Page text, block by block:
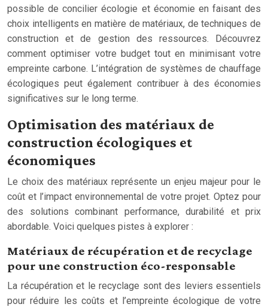
possible de concilier écologie et économie en faisant des
choix intelligents en matière de matériaux, de techniques de
construction et de gestion des ressources. Découvrez
comment optimiser votre budget tout en minimisant votre
empreinte carbone. L’intégration de systèmes de chauffage
écologiques peut également contribuer à des économies
significatives sur le long terme.
Optimisation des matériaux de
construction écologiques et
économiques
Le choix des matériaux représente un enjeu majeur pour le
coût et l’impact environnemental de votre projet. Optez pour
des solutions combinant performance, durabilité et prix
abordable. Voici quelques pistes à explorer :
Matériaux de récupération et de recyclage
pour une construction éco-responsable
La récupération et le recyclage sont des leviers essentiels
pour réduire les coûts et l’empreinte écologique de votre